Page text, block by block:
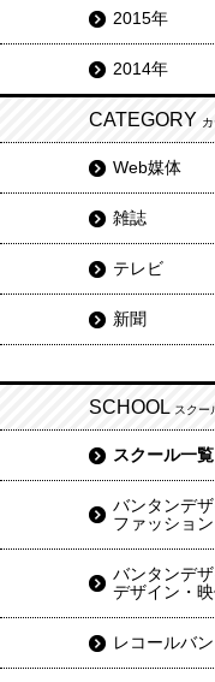
2015年
2014年
CATEGORY
Web媒体
雑誌
テレビ
新聞
SCHOOL スクー
スクール一覧
バンタンデ
ファッショ
バンタンデ
デザイン・
レコールバ